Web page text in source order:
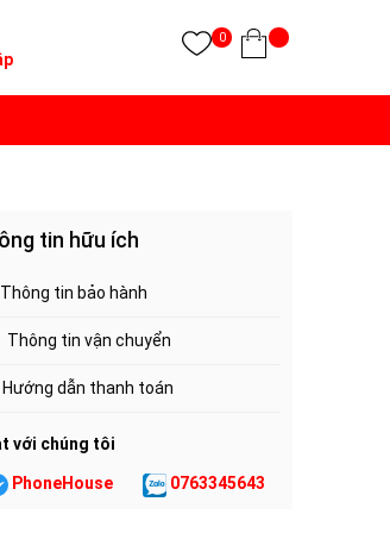
0
tin hữu ích
Thông tin bảo hành
Thông tin vận chuyển
Hướng dẫn thanh toán
với chúng tôi
PhoneHouse 0763345643